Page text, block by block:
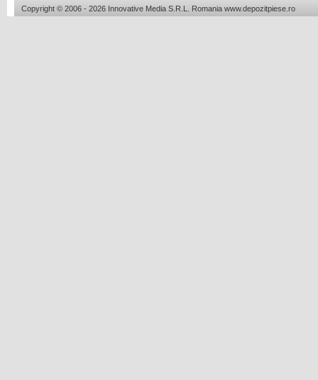
Copyright © 2006 - 2026 Innovative Media S.R.L. Romania www.depozitpiese.ro